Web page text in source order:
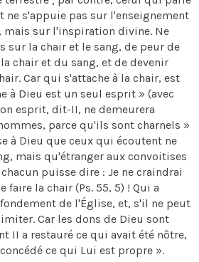
ne s'appuie pas sur l'enseignement
mais sur l'inspiration divine. Ne
sur la chair et le sang, de peur de
chair et du sang, et de devenir
Car qui s'attache à la chair, est
à Dieu est un seul esprit » (avec
esprit, dit-II, ne demeurera
parce qu'ils sont charnels »
à Dieu que ceux qui écoutent ne
mais qu'étranger aux convoitises
puisse dire : Je ne craindrai
faire la chair (Ps. 55, 5) ! Qui a
de l'Église, et, s'il ne peut
Car les dons de Dieu sont
II a restauré ce qui avait été nôtre,
ce qui Lui est propre ».